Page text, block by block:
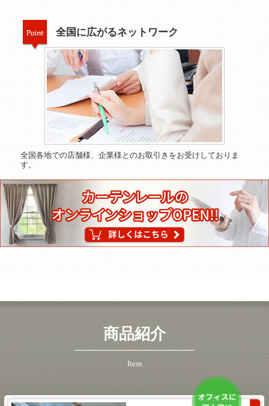
全国に広がるネットワーク
全国各地での店舗様、企業様とのお取引きをお受けしておりま
す。
商品紹介
Item